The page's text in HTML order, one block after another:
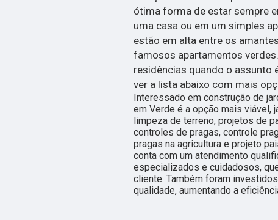
ótima forma de estar sempre
uma casa ou em um simples
estão em alta entre os
famosos apartamentos
residências quando o assunto
ver a lista abaixo com mais
Interessado em construção de
em Verde é a opção mais
limpeza de terreno, projetos de
controles de pragas, controle
pragas na agricultura e projeto
conta com um atendimento
especializados e cuidadosos,
cliente. Também foram
qualidade, aumentando a